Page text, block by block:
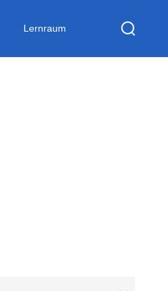
Lernraum